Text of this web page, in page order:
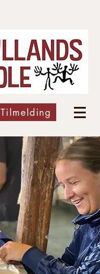
Tilmelding